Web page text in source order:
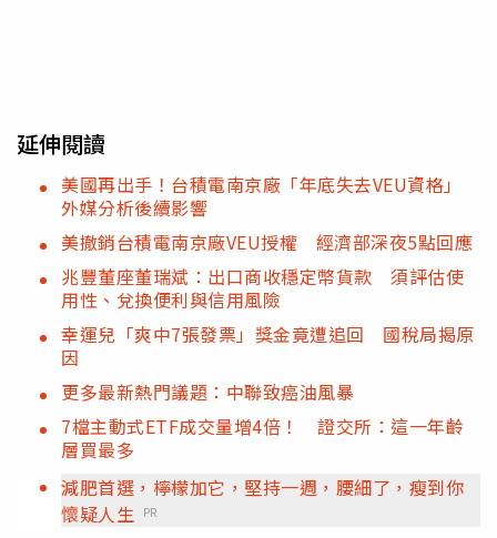
延伸閱讀
美國再出手！台積電南京廠「年底失去VEU資格」
外媒分析後續影響
美撤銷台積電南京廠VEU授權 經濟部深夜5點回應
兆豐董座董瑞斌：出口商收穩定幣貨款 須評估使
用性、兌換便利與信用風險
幸運兒「爽中7張發票」獎金竟遭追回 國稅局揭原
因
更多最新熱門議題：中聯致癌油風暴
7檔主動式ETF成交量增4倍！ 證交所：這一年齡
層買最多
減肥首選，檸檬加它，堅持一週，腰細了，瘦到你
懷疑人生 PR